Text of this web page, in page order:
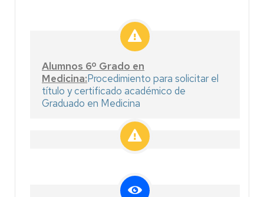
Alumnos 6º Grado en
Medicina:Procedimiento para solicitar el
título y certificado académico de
Graduado en Medicina